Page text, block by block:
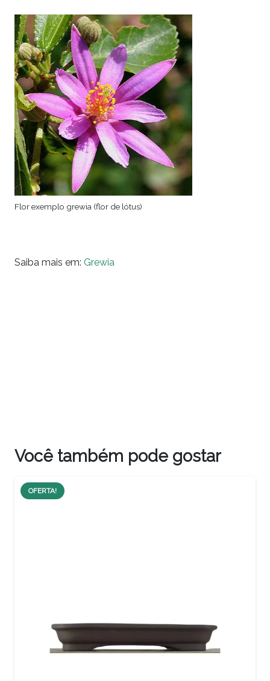
Flor exemplo grewia (flor de lótus)
Saiba mais em: Grewia
Você também pode gostar
OFERTA!